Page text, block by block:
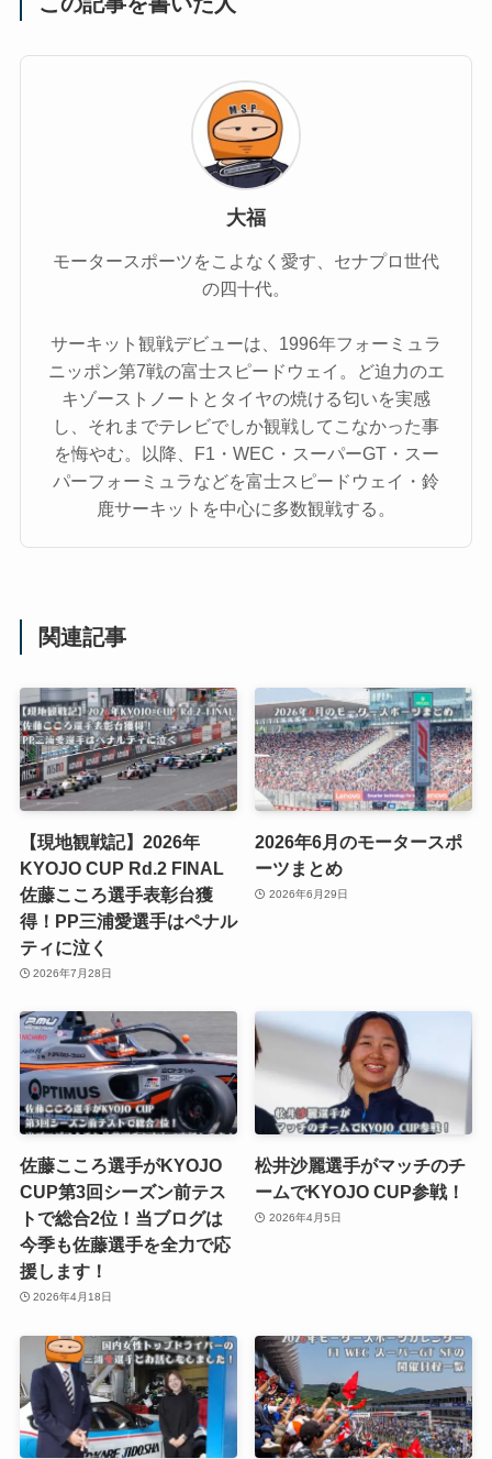
大福
モータースポーツをこよなく愛す、セナプロ世代
の四十代。
サーキット観戦デビューは、1996年フォーミュラ
ニッポン第7戦の富士スピードウェイ。ど迫力のエ
キゾーストノートとタイヤの焼ける匂いを実感
し、それまでテレビでしか観戦してこなかった事
を悔やむ。以降、F1・WEC・スーパーGT・スー
パーフォーミュラなどを富士スピードウェイ・鈴
鹿サーキットを中心に多数観戦する。
関連記事
【現地観戦記】2026年
KYOJO CUP Rd.2 FINAL
佐藤こころ選手表彰台獲
得！PP三浦愛選手はペナル
ティに泣く
2026年7月28日
2026年6月のモータースポ
ーツまとめ
2026年6月29日
佐藤こころ選手がKYOJO
CUP第3回シーズン前テス
トで総合2位！当ブログは
今季も佐藤選手を全力で応
援します！
2026年4月18日
松井沙麗選手がマッチのチ
ームでKYOJO CUP参戦！
2026年4月5日